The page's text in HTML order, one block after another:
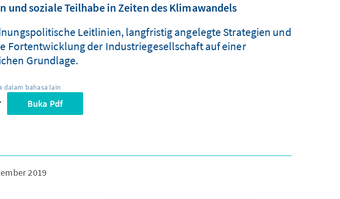
soziale Teilhabe in Zeiten des Klimawandels
Leitlinien, langfristig angelegte Strategien und
der Industriegesellschaft auf einer
Grundlage.
dalam bahasa lain
Buka Pdf
2019